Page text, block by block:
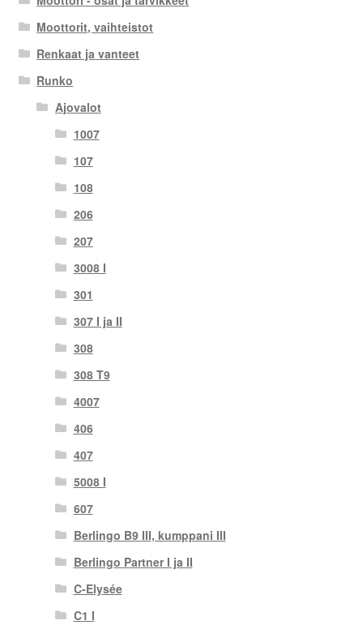
Moottorit, vaihteistot
Renkaat ja vanteet
Runko
Ajovalot
1007
107
108
206
207
3008 I
301
307 I ja II
308
308 T9
4007
406
407
5008 I
607
Berlingo B9 III, kumppani III
Berlingo Partner I ja II
C-Elysée
C1 I